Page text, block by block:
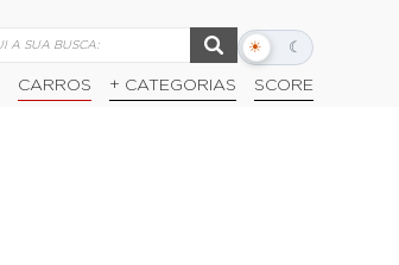
☀ ☾
Alternar
escuro
CARROS + CATEGORIAS SCORE